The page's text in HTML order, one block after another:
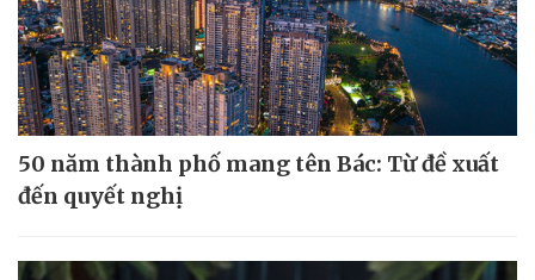
50 năm thành phố mang tên Bác: Từ đề xuất
đến quyết nghị